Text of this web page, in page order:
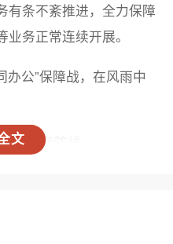
文
有条不紊推进，全力保障
务正常连续开展。
办公”保障战，在风雨中
牢业务防线
戒线，广东全省转入临
公司的应急机制再度从